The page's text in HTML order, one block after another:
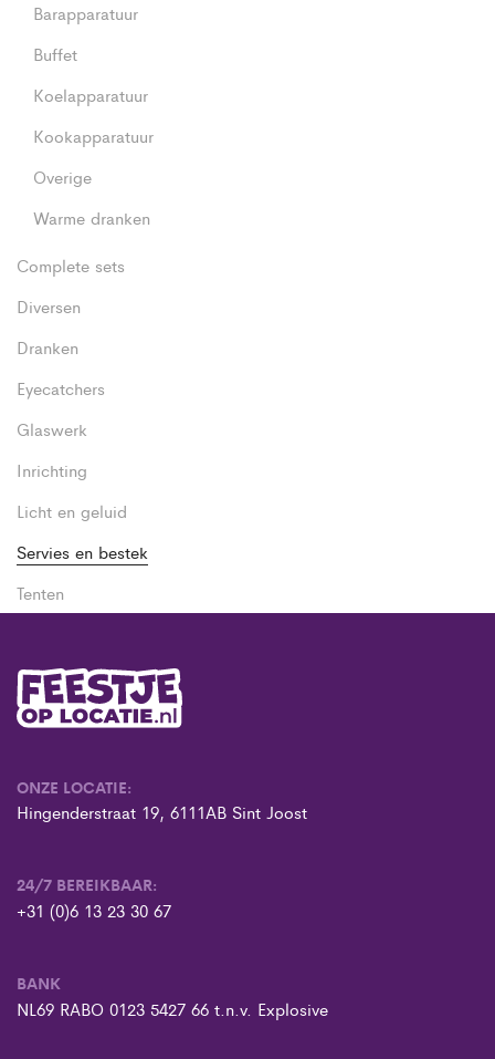
Barapparatuur
Buffet
Koelapparatuur
Kookapparatuur
Overige
Warme dranken
Complete sets
Diversen
Dranken
Eyecatchers
Glaswerk
Inrichting
Licht en geluid
Servies en bestek
Tenten
ONZE LOCATIE:
Hingenderstraat 19, 6111AB Sint Joost
24/7 BEREIKBAAR:
+31 (0)6 13 23 30 67
BANK
NL69 RABO 0123 5427 66 t.n.v. Explosive